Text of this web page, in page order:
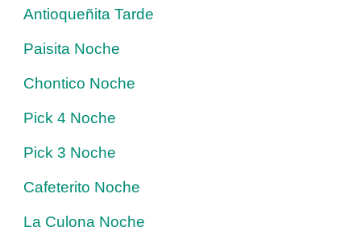
Antioqueñita Tarde
Paisita Noche
Chontico Noche
Pick 4 Noche
Pick 3 Noche
Cafeterito Noche
La Culona Noche